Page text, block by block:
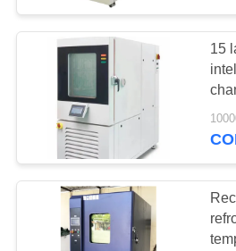
Chambre
la poussière
sable
15